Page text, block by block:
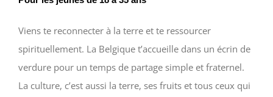
Viens te reconnecter à la terre et te ressourcer
spirituellement. La Belgique t’accueille dans un écrin de
verdure pour un temps de partage simple et fraternel.
La culture, c’est aussi la terre, ses fruits et tous ceux qui